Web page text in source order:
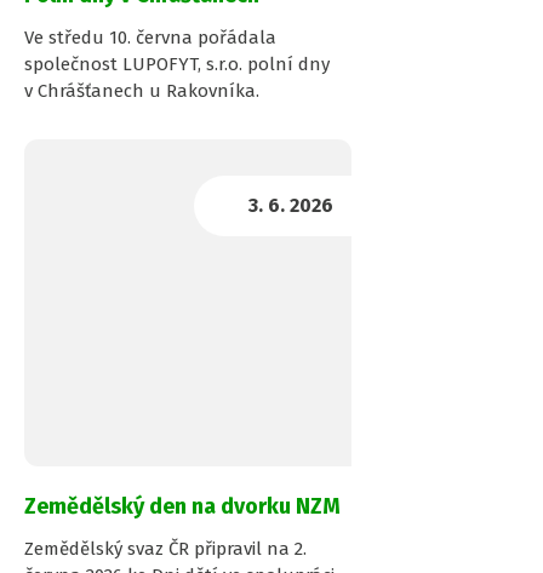
Ve středu 10. června pořádala
společnost LUPOFYT, s.r.o. polní dny
v Chrášťanech u Rakovníka.
Zemědělský den na dvorku NZM
Zemědělský svaz ČR připravil na 2.